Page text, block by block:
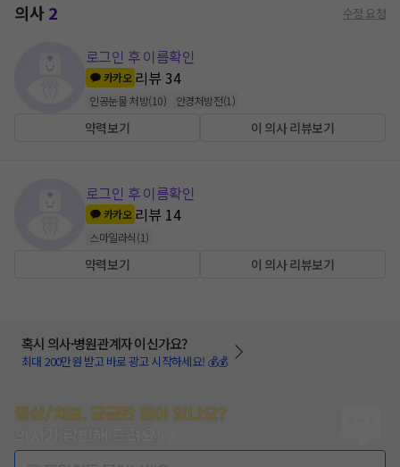
의사2 수정 요청
로그인 후 이름확인
카카오 리뷰34
인공눈물 처방(10) 안경처방전(1 )
약력보기 이 의사 리뷰보기
로그인 후 이름확인
카카오 리뷰 14
스마일라식(1)
약력보기 이 의사 리뷰보기
혹시 의사·병원관계자 이신가요?
최대 200만원 받고 바로 광고 시작하세요! 💰💰
증상/치료, 궁금한 점이 있나요?